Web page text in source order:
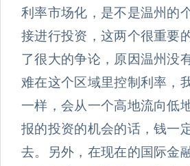
利率市场化，是不是温州的
接进行投资，这两个很重要
了很大的争论，原因温州没
难在这个区域里控制利率，
一样，会从一个高地流向低
报的投资的机会的话，钱一
去。另外，在现在的国际金